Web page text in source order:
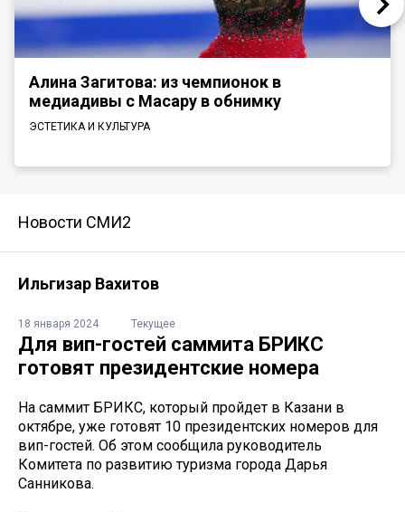
Алина Загитова: из чемпионок в
медиадивы с Масару в обнимку
ЭСТЕТИКА И КУЛЬТУРА
Новости СМИ2
Ильгизар Вахитов
18 января 2024 Текущее
Для вип-гостей саммита БРИКС
готовят президентские номера
На саммит БРИКС, который пройдет в Казани в
октябре, уже готовят 10 президентских номеров для
вип-гостей. Об этом сообщила руководитель
Комитета по развитию туризма города Дарья
Санникова.